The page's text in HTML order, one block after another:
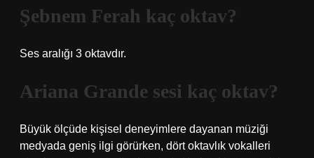
Şebnem Ferah kaç oktav?
Ses aralığı 3 oktavdır.
Ariana Grande sesi kaç oktav?
Büyük ölçüde kişisel deneyimlere dayanan müziği
medyada geniş ilgi görürken, dört oktavlık vokalleri